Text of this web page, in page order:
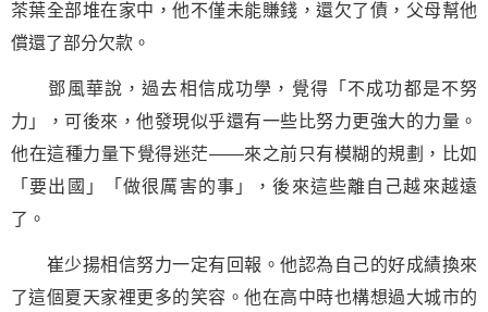
茶葉全部堆在家中，他不僅未能賺錢，還欠了債，父母幫他
償還了部分欠款。
鄧風華說，過去相信成功學，覺得「不成功都是不努
力」，可後來，他發現似乎還有一些比努力更強大的力量。
他在這種力量下覺得迷茫——來之前只有模糊的規劃，比如
「要出國」「做很厲害的事」，後來這些離自己越來越遠
了。
崔少揚相信努力一定有回報。他認為自己的好成績換來
了這個夏天家裡更多的笑容。他在高中時也構想過大城市的